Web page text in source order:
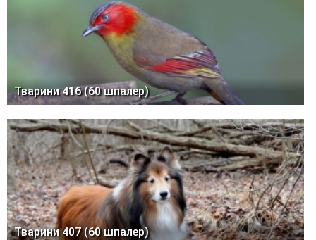
Тварини 416 (60 шпалер)
Тварини 407 (60 шпалер)